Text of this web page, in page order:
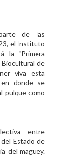
de las
el Instituto
la “Primera
Biocultural de
viva esta
donde se
pulque como
entre
Estado de
del maguey.